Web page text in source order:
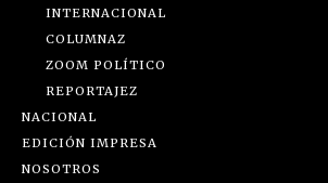
INTERNACIONAL
COLUMNAZ
ZOOM POLÍTICO
REPORTAJEZ
NACIONAL
EDICIÓN IMPRESA
NOSOTROS